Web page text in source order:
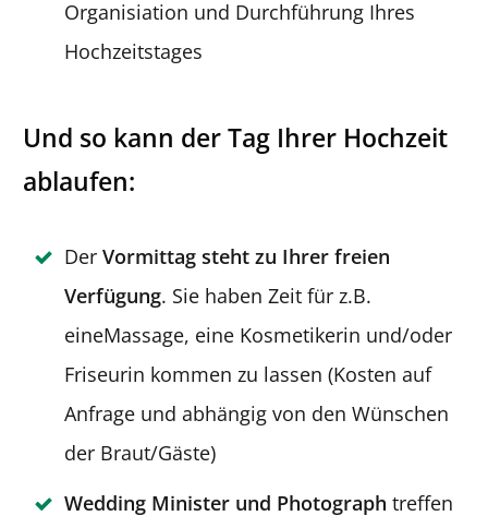
Organisiation und Durchführung Ihres
Hochzeitstages
Und so kann der Tag Ihrer Hochzeit
ablaufen:
Der Vormittag steht zu Ihrer freien
Verfügung. Sie haben Zeit für z.B.
eineMassage, eine Kosmetikerin und/oder
Friseurin kommen zu lassen (Kosten auf
Anfrage und abhängig von den Wünschen
der Braut/Gäste)
Wedding Minister und Photograph treffen